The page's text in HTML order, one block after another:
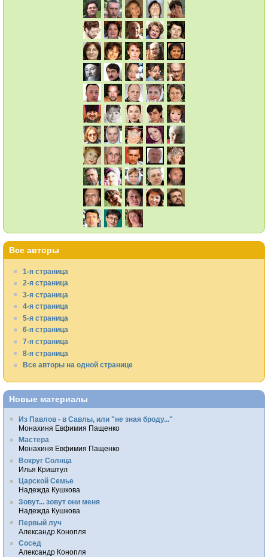
Все авторы
1-я страница
2-я страница
3-я страница
4-я страница
5-я страница
6-я страница
7-я страница
8-я страница
Все авторы на одной странице
Новые материалы
Из Павлов - в Савлы, или "не зная броду..."
Монахиня Евфимия Пащенко
Мастера
Монахиня Евфимия Пащенко
Вокруг Солнца
Илья Криштул
Царской Семье
Надежда Кушкова
Зовут... зовут они меня
Надежда Кушкова
Первый луч
Александр Конопля
Сосед
Александр Конопля